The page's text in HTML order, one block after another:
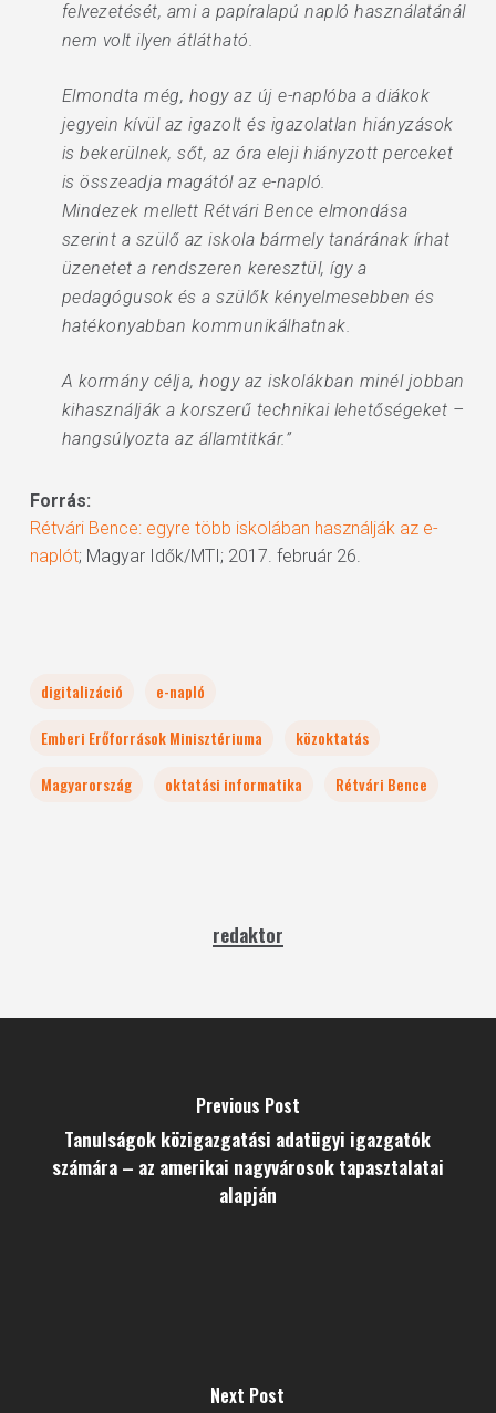
felvezetését, ami a papíralapú napló használatánál
nem volt ilyen átlátható.
Elmondta még, hogy az új e-naplóba a diákok
jegyein kívül az igazolt és igazolatlan hiányzások
is bekerülnek, sőt, az óra eleji hiányzott perceket
is összeadja magától az e-napló.
Mindezek mellett Rétvári Bence elmondása
szerint a szülő az iskola bármely tanárának írhat
üzenetet a rendszeren keresztül, így a
pedagógusok és a szülők kényelmesebben és
hatékonyabban kommunikálhatnak.
A kormány célja, hogy az iskolákban minél jobban
kihasználják a korszerű technikai lehetőségeket –
hangsúlyozta az államtitkár.”
Forrás:
Rétvári Bence: egyre több iskolában használják az e-
naplót; Magyar Idők/MTI; 2017. február 26.
digitalizáció
e-napló
Emberi Erőforrások Minisztériuma
közoktatás
Magyarország
oktatási informatika Rétvári Bence
redaktor
Previous Post
Tanulságok közigazgatási adatügyi igazgatók
számára – az amerikai nagyvárosok tapasztalatai
alapján
Next Post